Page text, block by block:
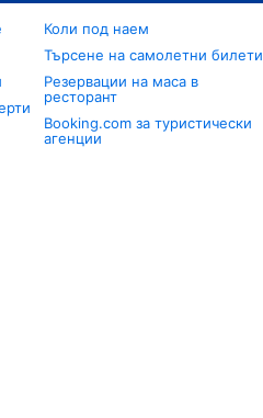
Коли под наем
Търсене на самолетни билети
Резервации на маса в
ресторант
Booking.com за туристически
агенции